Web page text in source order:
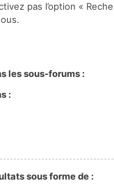
pas l’option «
les sous-forums :
:
sous forme de :